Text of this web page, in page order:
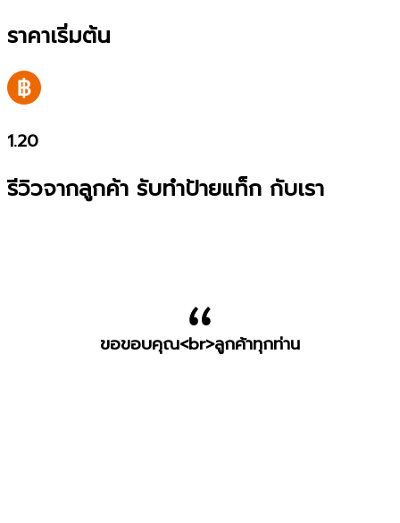
ราคาเริ่มต้น
1.20
รีวิวจากลูกค้า รับทำป้ายแท็ก กับเรา
ขอขอบคุณ<br>ลูกค้าทุกท่าน